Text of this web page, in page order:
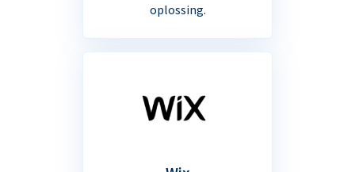
oplossing.